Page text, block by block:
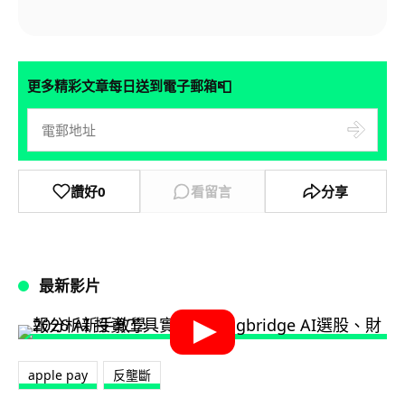
更多精彩文章每日送到電子郵箱📮
讚好0 看留言 分享
最新影片
apple pay 反壟斷